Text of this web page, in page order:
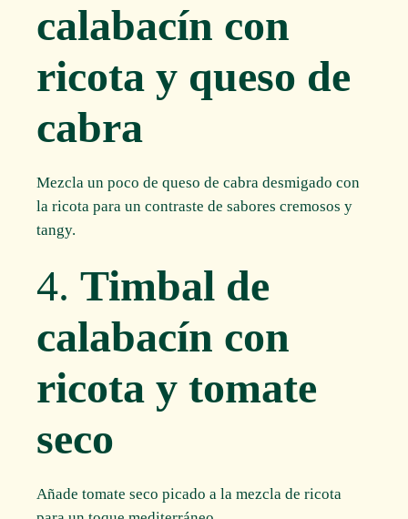
calabacín con
ricota y queso de
cabra
Mezcla un poco de queso de cabra desmigado con
la ricota para un contraste de sabores cremosos y
tangy.
4.Timbal de
calabacín con
ricota y tomate
seco
Añade tomate seco picado a la mezcla de ricota